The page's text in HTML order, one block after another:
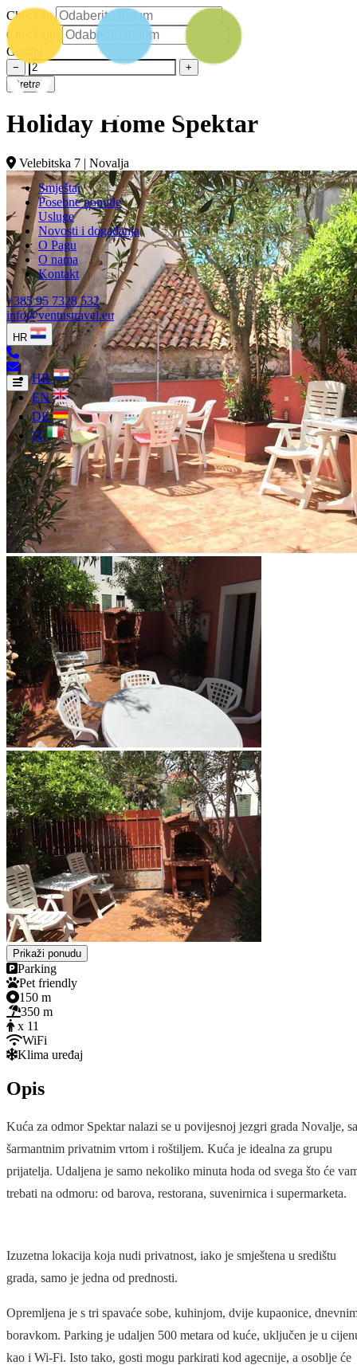
Smještaj
Posebne ponude
Usluge
Novosti i događanja
O Pagu
O nama
Kontakt
+385 95 7328 532
info@ventustravel.eu
HR
HR
EN
DE
IT
Check-in
Check-out
Gostiju
−
+
Pretraži
Holiday Home Spektar
Velebitska 7 | Novalja
Prikaži ponudu
Parking
Pet friendly
150 m
350 m
x 11
WiFi
Klima uređaj
Opis
Kuća za odmor Spektar nalazi se u povijesnoj jezgri grada Novalje, sa
šarmantnim privatnim vrtom i roštiljem. Kuća je idealna za grupu
prijatelja. Udaljena je samo nekoliko minuta hoda od svega što će
trebati na odmoru: od barova, restorana, suvenirnica i supermarketa.
Izuzetna lokacija koja nudi privatnost, iako je smještena u središtu
grada, samo je jedna od prednosti.
Opremljena je s tri spavaće sobe, kuhinjom, dvije kupaonice,
boravkom. Parking je udaljen 500 metara od kuće, uključen je u
kao i Wi-Fi. Isto tako, gosti mogu parkirati kod agecnije, a osoblje će